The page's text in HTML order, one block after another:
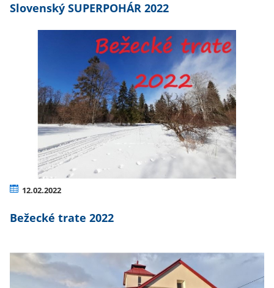
Slovenský SUPERPOHÁR 2022
12.02.2022
Bežecké trate 2022